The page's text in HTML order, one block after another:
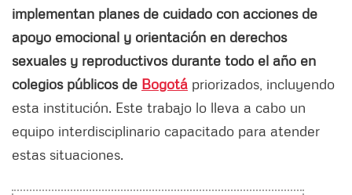
implementan planes de cuidado con acciones de
apoyo emocional y orientación en derechos
sexuales y reproductivos durante todo el año en
colegios públicos de Bogotá priorizados, incluyendo
esta institución. Este trabajo lo lleva a cabo un
equipo interdisciplinario capacitado para atender
estas situaciones.